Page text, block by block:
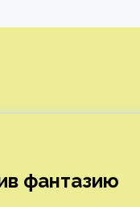
фантазию